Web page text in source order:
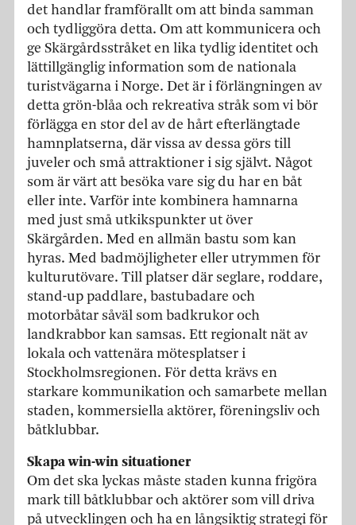
det handlar framförallt om att binda samman
och tydliggöra detta. Om att kommunicera och
ge Skärgårdsstråket en lika tydlig identitet och
lättillgänglig information som de nationala
turistvägarna i Norge. Det är i förlängningen av
detta grön-blåa och rekreativa stråk som vi bör
förlägga en stor del av de hårt efterlängtade
hamnplatserna, där vissa av dessa görs till
juveler och små attraktioner i sig självt. Något
som är värt att besöka vare sig du har en båt
eller inte. Varför inte kombinera hamnarna
med just små utkikspunkter ut över
Skärgården. Med en allmän bastu som kan
hyras. Med badmöjligheter eller utrymmen för
kulturutövare. Till platser där seglare, roddare,
stand-up paddlare, bastubadare och
motorbåtar såväl som badkrukor och
landkrabbor kan samsas. Ett regionalt nät av
lokala och vattenära mötesplatser i
Stockholmsregionen. För detta krävs en
starkare kommunikation och samarbete mellan
staden, kommersiella aktörer, föreningsliv och
båtklubbar.
Skapa win-win situationer
Om det ska lyckas måste staden kunna frigöra
mark till båtklubbar och aktörer som vill driva
på utvecklingen och ha en långsiktig strategi för